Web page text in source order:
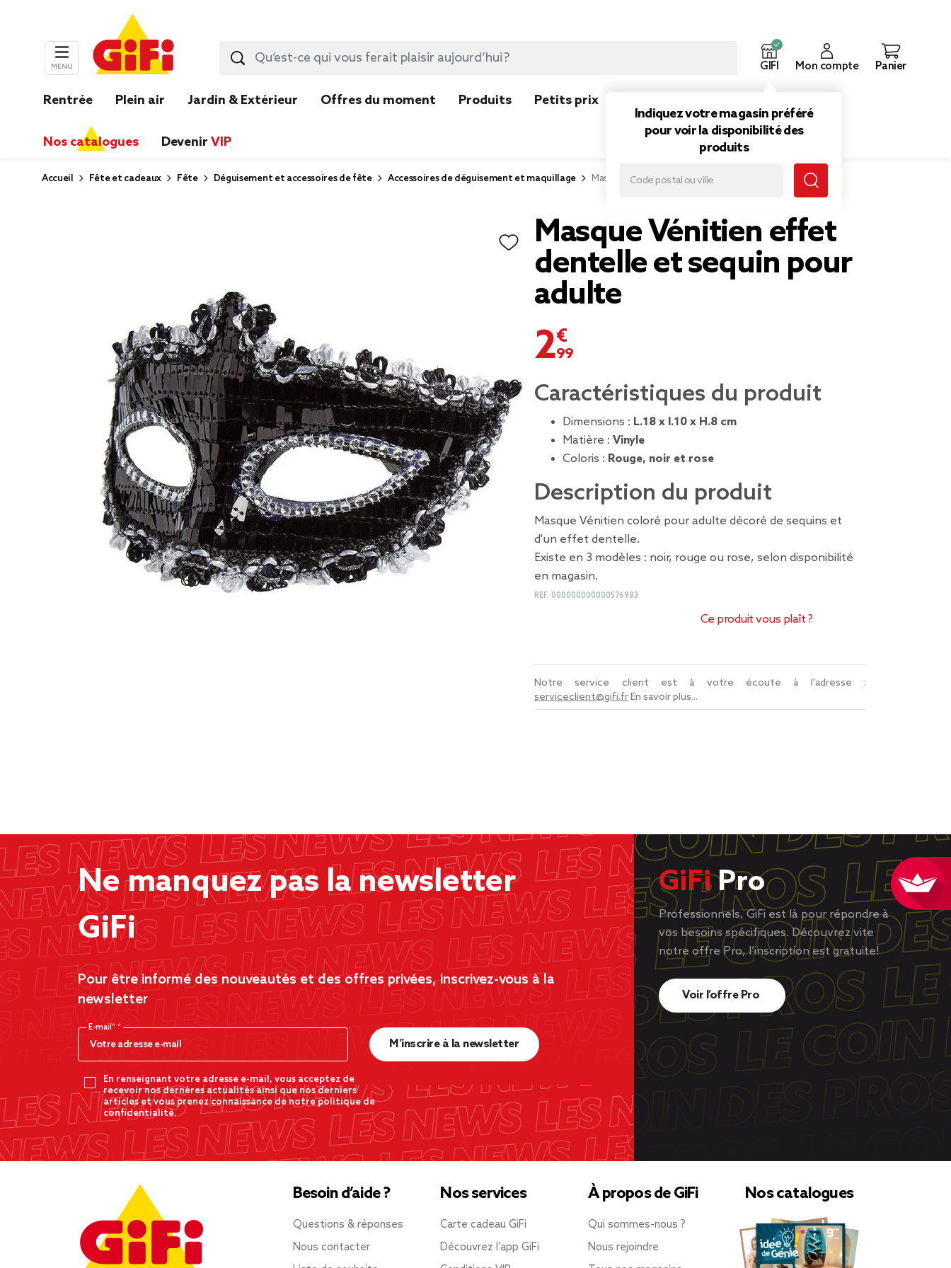
MENU GIFI
Indiquez votre magasin préféré
pour voir la disponibilité des
produits
Mon compte Panier
Rentrée Plein air Jardin & Extérieur Offres du moment Produits Petits prix
Nos catalogues Devenir VIP
Accueil Fête et cadeaux Fête Déguisement et accessoires de fête Accessoires de déguisement et maquillage Masque Vénitien effet dentelle et sequin pour adulte
Masque Vénitien effet
dentelle et sequin pour
adulte
2,99 €
Caractéristiques du produit
Dimensions : L.18 x l.10 x H.8 cm
Matière : Vinyle
Coloris : Rouge, noir et rose
Description du produit
Masque Vénitien coloré pour adulte décoré de sequins et
d'un effet dentelle.
Existe en 3 modèles : noir, rouge ou rose, selon disponibilité
en magasin.
REF. 000000000000576983
Ce produit vous plaît ?
Notre service client est à votre écoute à l'adresse :
serviceclient@gifi.frEn savoir plus...
Ne manquez pas la newsletter
GiFi
Pour être informé des nouveautés et des offres privées, inscrivez-vous à la
newsletter
E-mail*
En renseignant votre adresse e-mail, vous acceptez de
recevoir nos dernères actualités ainsi que nos derniers
articles et vous prenez connaissance de notre politique de
confidentialité.
M’inscrire à la newsletter
GiFiPro
Professionnels, GiFi est là pour répondre à
vos besoins spécifiques. Découvrez vite
notre offre Pro, l’inscription est gratuite!
Voir l’offre Pro
Besoin d’aide ?
Questions & réponses
Nous contacter
Nos services
Carte cadeau GiFi
Découvrez l’app GiFi
À propos de GiFi
Qui sommes-nous ?
Nous rejoindre
Nos catalogues